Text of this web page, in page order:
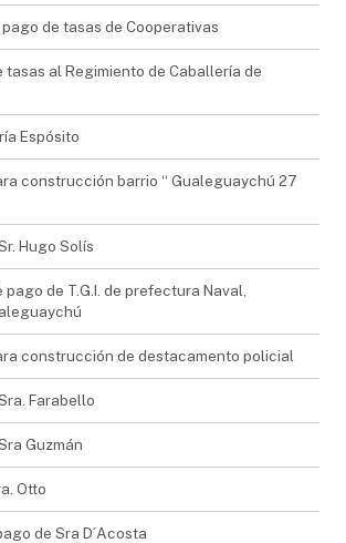
de tasas de Cooperativas
tasas al Regimiento de Caballería de
Espósito
construcción barrio “ Gualeguaychú 27
Hugo Solís
de T.G.I. de prefectura Naval,
construcción de destacamento policial
Farabello
Guzmán
Otto
de Sra D´Acosta